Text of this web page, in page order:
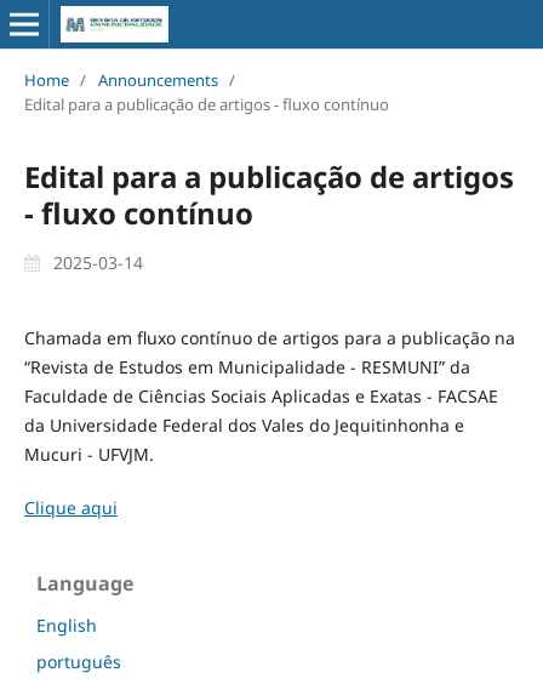
Home / Announcements /
Edital para a publicação de artigos - fluxo contínuo
Edital para a publicação de artigos
- fluxo contínuo
2025-03-14
Chamada em fluxo contínuo de artigos para a publicação na
“Revista de Estudos em Municipalidade - RESMUNI” da
Faculdade de Ciências Sociais Aplicadas e Exatas - FACSAE
da Universidade Federal dos Vales do Jequitinhonha e
Mucuri - UFVJM.
Clique aqui
Language
English
português